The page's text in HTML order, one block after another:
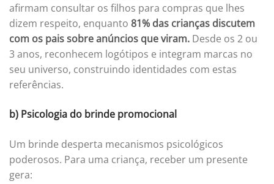
afirmam consultar os filhos para compras que lhes
dizem respeito, enquanto 81% das crianças discutem
com os pais sobre anúncios que viram. Desde os 2 ou
3 anos, reconhecem logótipos e integram marcas no
seu universo, construindo identidades com estas
referências.
b) Psicologia do brinde promocional
Um brinde desperta mecanismos psicológicos
poderosos. Para uma criança, receber um presente
gera: